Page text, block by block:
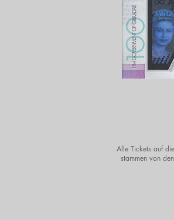
Alle Tickets auf
stammen von